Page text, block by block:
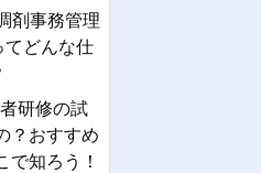
剤事務管理
てどんな仕
研修の試
？おすすめ
で知ろう！